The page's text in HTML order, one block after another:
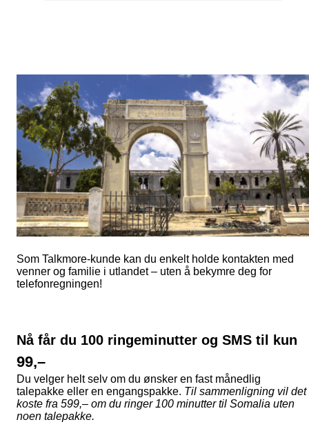
Som Talkmore-kunde kan du enkelt holde kontakten med
venner og familie i utlandet – uten å bekymre deg for
telefonregningen!
Nå får du 100 ringeminutter og SMS til kun
99,–
Du velger helt selv om du ønsker en fast månedlig
talepakke eller en engangspakke. Til sammenligning vil det
koste fra 599,– om du ringer 100 minutter til Somalia uten
noen talepakke.